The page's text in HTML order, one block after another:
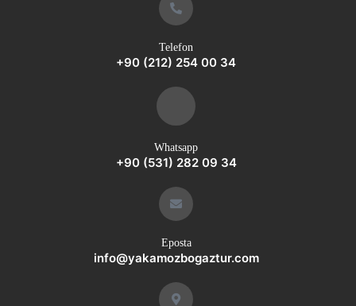
Telefon
+90 (212) 254 00 34
Whatsapp
+90 (531) 282 09 34
Eposta
info@yakamozbogaztur.com